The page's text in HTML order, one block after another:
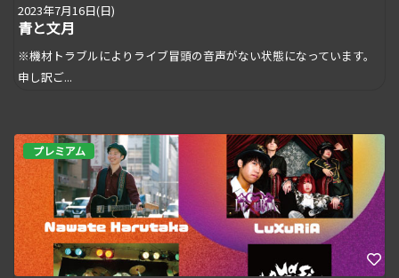
2023年7月16日(日)
青と文月
※機材トラブルによりライブ冒頭の音声がない状態になっています。
申し訳ご...
プレミアム